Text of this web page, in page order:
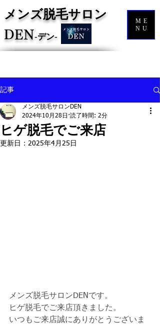
メンズ脱毛サロン
DEN‐デン‐
ME
NU
記事
ヒゲ脱毛でご来店
メンズ脱毛サロンDEN
2024年10月28日 読了時間: 2分
更新日： 2025年4月25日
メンズ脱毛サロンDENです。
ヒゲ脱毛でご来店頂きました。
いつもご来店誠にありがとうございま